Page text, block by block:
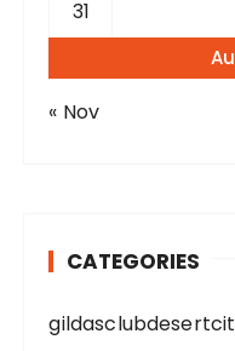
31
« Nov
CATEGORIES